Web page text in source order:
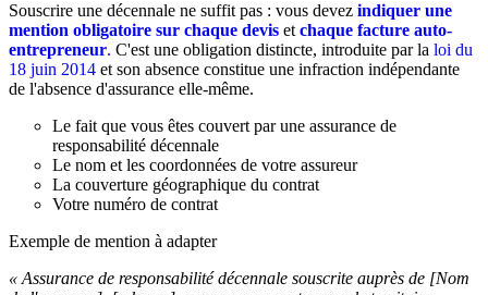
Souscrire une décennale ne suffit pas : vous devez indiquer une
mention obligatoire sur chaque devis et chaque facture auto-
entrepreneur. C'est une obligation distincte, introduite par la loi du
18 juin 2014 et son absence constitue une infraction indépendante
de l'absence d'assurance elle-même.
Le fait que vous êtes couvert par une assurance de
responsabilité décennale
Le nom et les coordonnées de votre assureur
La couverture géographique du contrat
Votre numéro de contrat
Exemple de mention à adapter
« Assurance de responsabilité décennale souscrite auprès de [Nom